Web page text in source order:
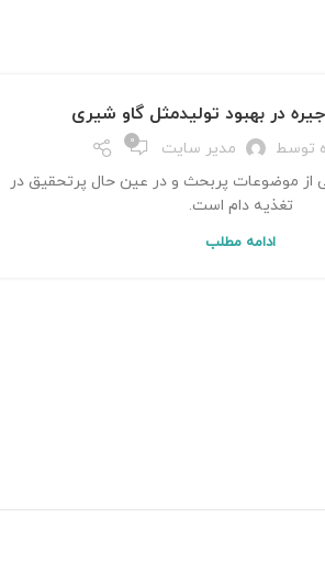
در بهبود تولیدمثل گاو شیری
توسط مدیر سایت 0
از موضوعات پربحث و در عین حال پرتحقیق در
تغذیه دام است.
ادامه مطلب